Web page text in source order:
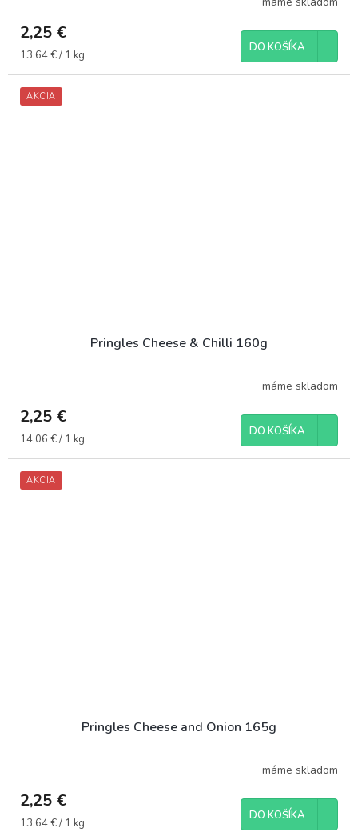
2,25 €
Jednotková
13,64 € / 1 kg
DO KOŠÍKA
AKCIA
Pringles Cheese & Chilli 160g
máme skladom
2,25 €
Jednotková
14,06 € / 1 kg
DO KOŠÍKA
AKCIA
Pringles Cheese and Onion 165g
máme skladom
2,25 €
Jednotková
13,64 € / 1 kg
DO KOŠÍKA